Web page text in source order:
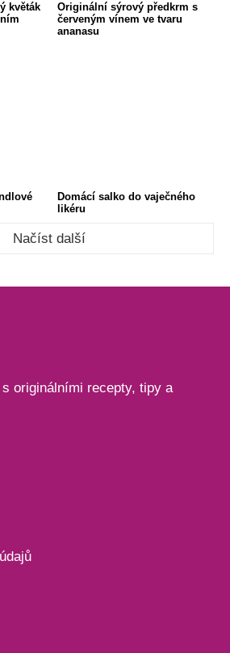
květák
Originální sýrový předkrm s
červeným vínem ve tvaru
ananasu
Domácí salko do vaječného
likéru
Načíst další
originálními recepty, tipy a